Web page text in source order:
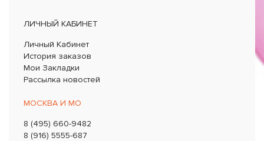
ЛИЧНЫЙ КАБИНЕТ
Личный Кабинет
История заказов
Мои Закладки
Рассылка новостей
МОСКВА И МО
8 (495) 660-9482
8 (916) 5555-687